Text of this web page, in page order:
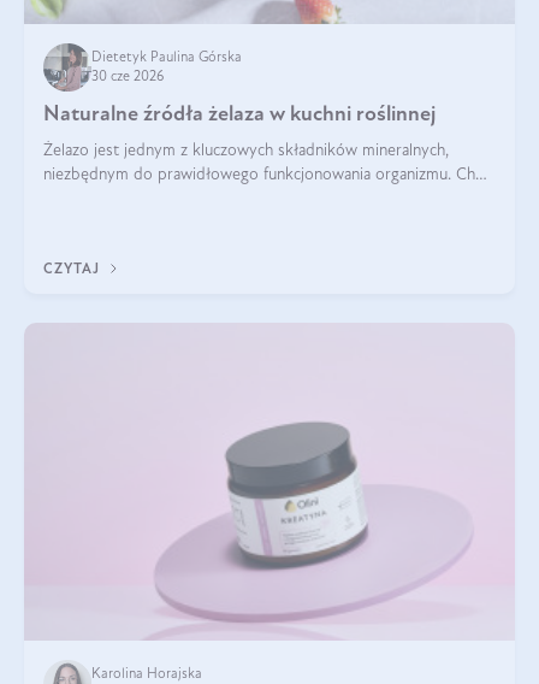
Dietetyk Paulina Górska
30 cze 2026
Naturalne źródła żelaza w kuchni roślinnej
Żelazo jest jednym z kluczowych składników mineralnych,
niezbędnym do prawidłowego funkcjonowania organizmu. Choć
CZYTAJ
Karolina Horajska